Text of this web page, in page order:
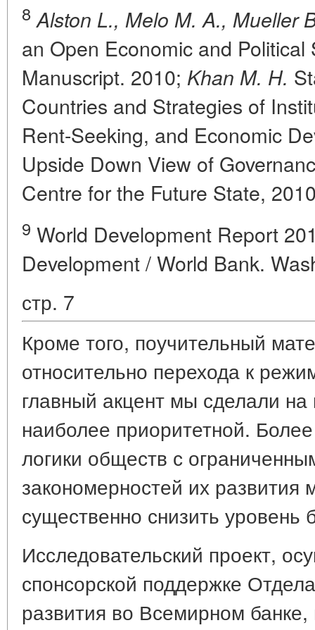
8 Alston L., Melo M. A., Mueller
an Open Economic and
Manuscript. 2010; Khan M. H.
Countries and Strategies of
Rent-Seeking, and Economic
Upside Down View of
Centre for the Future State,
9 World Development Report
Development / World Bank.
стр. 7
Кроме того, поучительный
относительно перехода к
главный акцент мы сделали на
наиболее приоритетной.
логики обществ с
закономерностей их развития
существенно снизить уровень
Исследовательский проект,
спонсорской поддержке
развития во Всемирном